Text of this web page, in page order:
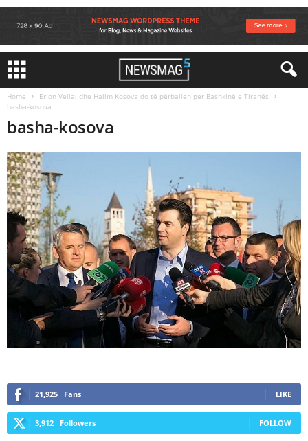
Home
Erion Veliaj dhe Halim Kosova do të përballen per Bashkinë e Tiranës
basha-kosova
basha-kosova
21,925 Fans LIKE
3,912 Followers FOLLOW